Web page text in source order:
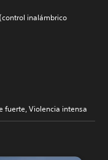
inalámbrico
fuerte, Violencia intensa